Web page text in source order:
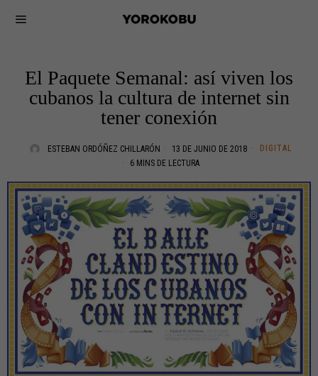
El Paquete Semanal: así viven los
cubanos la cultura de internet sin
tener conexión
ESTEBAN ORDÓÑEZ CHILLARÓN 13 DE JUNIO DE 2018
DIGITAL
6 MINS DE LECTURA